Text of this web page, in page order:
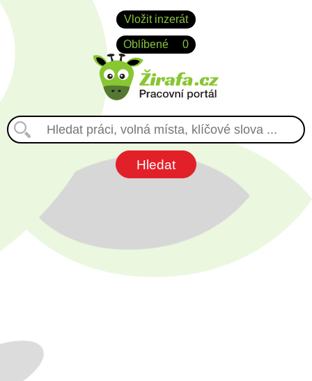
Vložit inzerát
Oblíbené 0